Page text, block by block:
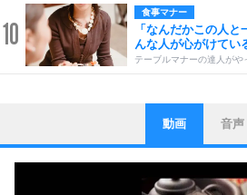
10
食事マナー
「なんだかこの人
んな人が心がけてい
テーブルマナーの達人が
1
ストレス対策
他人と比べない。
いっそのこと、他人
いらいらしない人になる
動画 音声